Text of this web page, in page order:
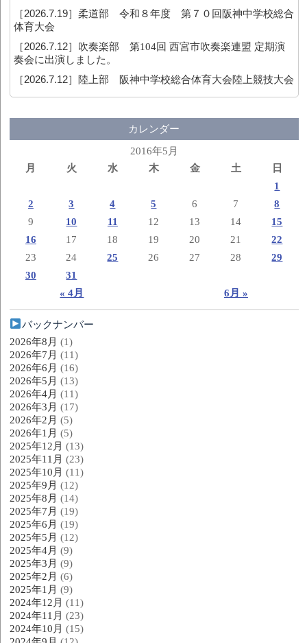
［2026.7.19］柔道部 令和８年度 第７０回阪神中学校総合
体育大会
［2026.7.12］ 吹奏楽部 第104回 西宮市吹奏楽連盟 定期演
奏会に出演しました。
［2026.7.12］ 陸上部 阪神中学校総合体育大会陸上競技大会
カレンダー
2016年5月
月
火 水 木 金 土 日
« 4月 6月 »
1
2
3 4 5 6 7
8
9
10 11 12 13 14
15
16
17 18 19 20 21
22
23
24 25 26 27 28
29
30
31
バックナンバー
2026年8月 (1)
2026年7月 (11)
2026年6月 (16)
2026年5月 (13)
2026年4月 (11)
2026年3月 (17)
2026年2月 (5)
2026年1月 (5)
2025年12月 (13)
2025年11月 (23)
2025年10月 (11)
2025年9月 (12)
2025年8月 (14)
2025年7月 (19)
2025年6月 (19)
2025年5月 (12)
2025年4月 (9)
2025年3月 (9)
2025年2月 (6)
2025年1月 (9)
2024年12月 (11)
2024年11月 (23)
2024年10月 (15)